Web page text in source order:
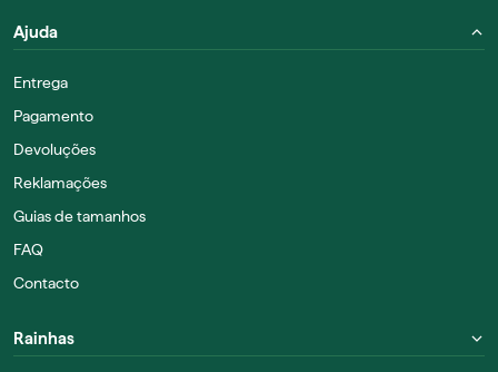
Ajuda
Entrega
Pagamento
Devoluções
Reklamações
Guias de tamanhos
FAQ
Contacto
Rainhas